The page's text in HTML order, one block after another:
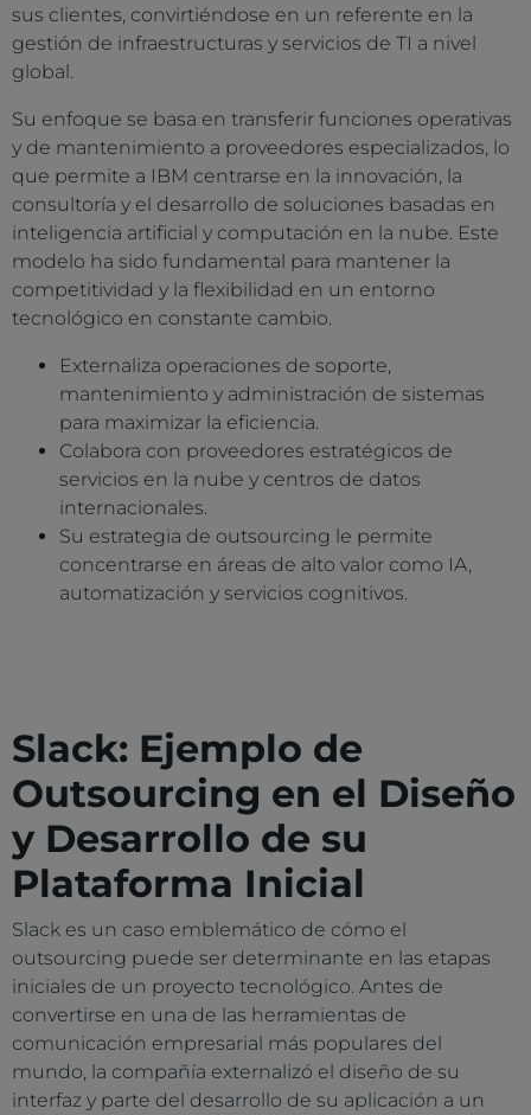
sus clientes, convirtiéndose en un referente en la
gestión de infraestructuras y servicios de TI a nivel
global.
Su enfoque se basa en transferir funciones operativas
y de mantenimiento a proveedores especializados, lo
que permite a IBM centrarse en la innovación, la
consultoría y el desarrollo de soluciones basadas en
inteligencia artificial y computación en la nube. Este
modelo ha sido fundamental para mantener la
competitividad y la flexibilidad en un entorno
tecnológico en constante cambio.
Externaliza operaciones de soporte,
mantenimiento y administración de sistemas
para maximizar la eficiencia.
Colabora con proveedores estratégicos de
servicios en la nube y centros de datos
internacionales.
Su estrategia de outsourcing le permite
concentrarse en áreas de alto valor como IA,
automatización y servicios cognitivos.
Slack: Ejemplo de
Outsourcing en el Diseño
y Desarrollo de su
Plataforma Inicial
Slack es un caso emblemático de cómo el
outsourcing puede ser determinante en las etapas
iniciales de un proyecto tecnológico. Antes de
convertirse en una de las herramientas de
comunicación empresarial más populares del
mundo, la compañía externalizó el diseño de su
interfaz y parte del desarrollo de su aplicación a un